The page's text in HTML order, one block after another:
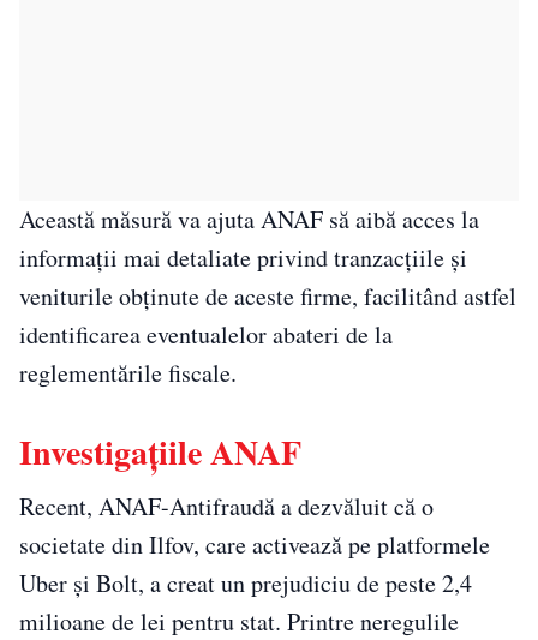
Această măsură va ajuta ANAF să aibă acces la
informații mai detaliate privind tranzacțiile și
veniturile obținute de aceste firme, facilitând astfel
identificarea eventualelor abateri de la
reglementările fiscale.
Investigațiile ANAF
Recent, ANAF-Antifraudă a dezvăluit că o
societate din Ilfov, care activează pe platformele
Uber și Bolt, a creat un prejudiciu de peste 2,4
milioane de lei pentru stat. Printre neregulile